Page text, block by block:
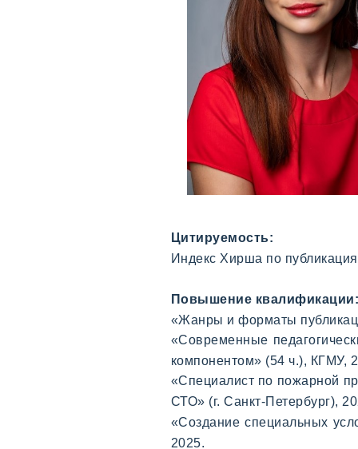
Цитируемость:
Индекс Хирша по
Повышение квалификации:
«Жанры и форматы
«Современные
компонентом» (54 ч.), КГМУ,
«Специалист по пожарной
СТО» (г. Санкт-Петербург),
«Создание специальных
2025.